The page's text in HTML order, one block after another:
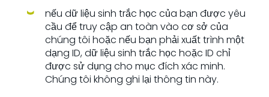
nếu dữ liệu sinh trắc học của bạn được yêu
cầu để truy cập an toàn vào cơ sở của
chúng tôi hoặc nếu bạn phải xuất trình một
dạng ID, dữ liệu sinh trắc học hoặc ID chỉ
được sử dụng cho mục đích xác minh.
Chúng tôi không ghi lại thông tin này.